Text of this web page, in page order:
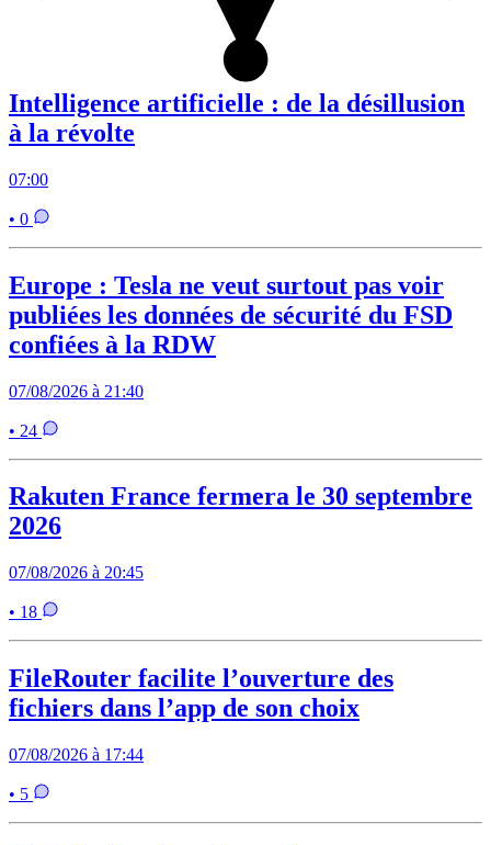
Intelligence artificielle : de la désillusion
à la révolte
07:00
• 0
Europe : Tesla ne veut surtout pas voir
publiées les données de sécurité du FSD
confiées à la RDW
07/08/2026 à 21:40
• 24
Rakuten France fermera le 30 septembre
2026
07/08/2026 à 20:45
• 18
FileRouter facilite l’ouverture des
fichiers dans l’app de son choix
07/08/2026 à 17:44
• 5